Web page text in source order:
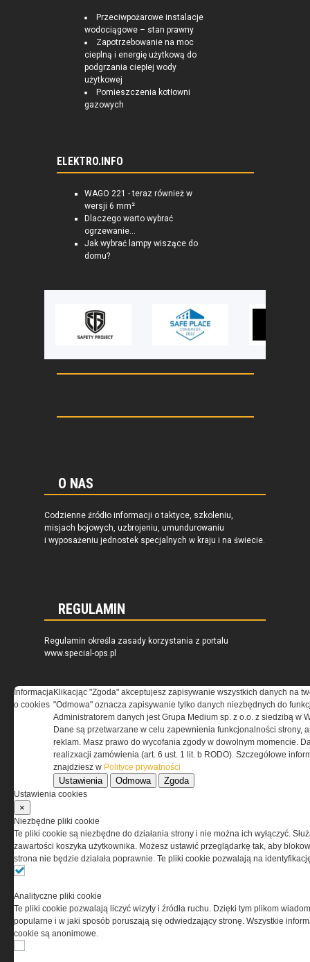
Przeciwpożarowe instalacje
wodociągowe – stan prawny
Zapotrzebowanie na moc
cieplną i energię użytkową do
podgrzania ciepłej wody
użytkowej
Pomieszczenia kotłowni
gazowych
ELEKTRO.INFO
WAGO 221 - teraz również w
wersji 6 mm²
Dlaczego warto wybrać
ogrzewanie...
Jak wybrać lampy wiszące do
domu?
O NAS
Codzienne źródło informacji o taktyce, szkoleniu,
misjach bojowych, uzbrojeniu, umundurowaniu
i wyposażeniu jednostek specjalnych w kraju i na świecie.
REGULAMIN
Regulamin określa zasady korzystania z portalu
www.special-ops.pl
Korzystanie z portalu jest równoznaczne
z zaakceptowaniem warunków ustanowionych
przez Grupa MEDIUM Spółka z ograniczoną
odpowiedzialnością Spółka komandytowa, nr KRS:
0000537655, NIP 1132860378, REGON 146393437
(zwana dalej Grupa MEDIUM) w postaci Regulaminu.
Przeczytaj regulamin
PRYWATNOŚĆ
informacji na Twoim komputerze. Pliki cookies stosujemy
w celu świadczenia usług na najwyższym poziomie,
w tym w sposób dostosowany do indywidualnych potrzeb.
Korzystanie z witryny bez zmiany ustawień dotyczących
Informacja
o cookies
Klikacjąc "Zgoda" akceptujesz zapisywanie wszystkich danych na
"Odmowa" oznacza zapisywanie tylko danych niezbędnych do
Administratorem danych jest Grupa Medium sp. z o.o. z siedzibą w
Dane są przetwarzane w celu zapewnienia funkcjonalności strony,
reklam. Masz prawo do wycofania zgody w dowolnym momencie.
realizxacji zamówienia (art. 6 ust. 1 lit. b RODO). Szczegółowe
znajdziesz w Polityce prywatności
Ustawienia Odmowa Zgoda
Ustawienia cookies
×
Niezbędne pliki cookie
Te pliki cookie są niezbędne do działania strony i nie można ich wyłączyć.
zawartości koszyka użytkownika. Możesz ustawić przeglądarkę tak, aby
strona nie będzie działała poprawnie. Te pliki cookie pozwalają na
Analityczne pliki cookie
Te pliki cookie pozwalają liczyć wizyty i źródła ruchu. Dzięki tym plikom
popularne i w jaki sposób poruszają się odwiedzający stronę. Wszystkie
cookie są anonimowe.